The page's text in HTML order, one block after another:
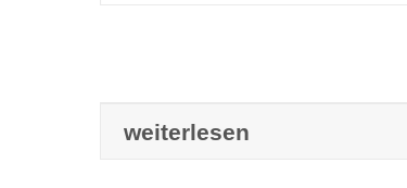
weiterlesen